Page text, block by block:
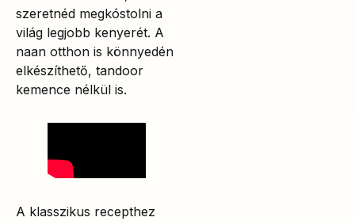
szeretnéd megkóstolni a
világ legjobb kenyerét. A
naan otthon is könnyedén
elkészíthető, tandoor
kemence nélkül is.
A klasszikus recepthez